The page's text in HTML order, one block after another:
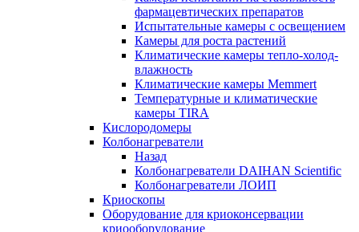
фармацевтических препаратов
Испытательные камеры с освещением
Камеры для роста растений
Климатические камеры тепло-холод-
влажность
Климатические камеры Memmert
Температурные и климатические
камеры TIRA
Кислородомеры
Колбонагреватели
Назад
Колбонагреватели DAIHAN Scientific
Колбонагреватели ЛОИП
Криоскопы
Оборудование для криоконсервации
криооборудование